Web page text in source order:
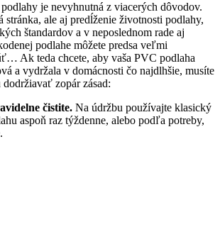
je nevyhnutná z viacerých dôvodov.
stránka, ale aj predĺženie životnosti podlahy,
štandardov a v neposlednom rade aj
podlahe môžete predsa veľmi
Ak teda chcete, aby vaša PVC podlaha
a vydržala v domácnosti čo najdlhšie, musíte
zopár zásad:
čistite. Na údržbu používajte klasický
aspoň raz týždenne, alebo podľa potreby,